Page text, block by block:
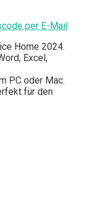
per E-Mail
Home 2024.
Excel,
PC oder Mac.
für den